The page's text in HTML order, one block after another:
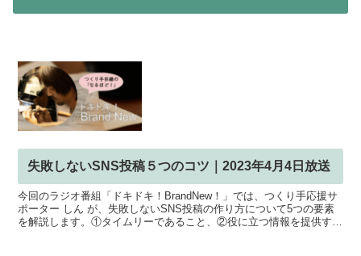
失敗しないSNS投稿５つのコツ｜2023年4月4日放送
今回のラジオ番組「ドキドキ！BrandNew！」では、つくり手応援サ
ポーター しん が、失敗しないSNS投稿の作り方について5つの要素
を解説します。①タイムリーであること、②役に立つ情報を提供する